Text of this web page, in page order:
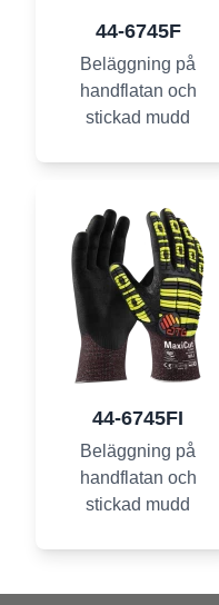
44-6745F
Beläggning på
handflatan och
stickad mudd
44-6745FI
Beläggning på
handflatan och
stickad mudd